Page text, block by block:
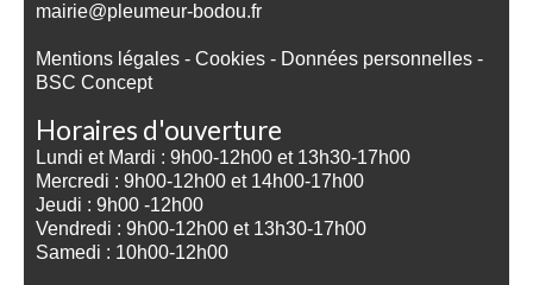
mairie@pleumeur-bodou.fr
Mentions légales - Cookies - Données personnelles -
BSC Concept
Horaires d'ouverture
Lundi et Mardi : 9h00-12h00 et 13h30-17h00
Mercredi : 9h00-12h00 et 14h00-17h00
Jeudi : 9h00 -12h00
Vendredi : 9h00-12h00 et 13h30-17h00
Samedi : 10h00-12h00